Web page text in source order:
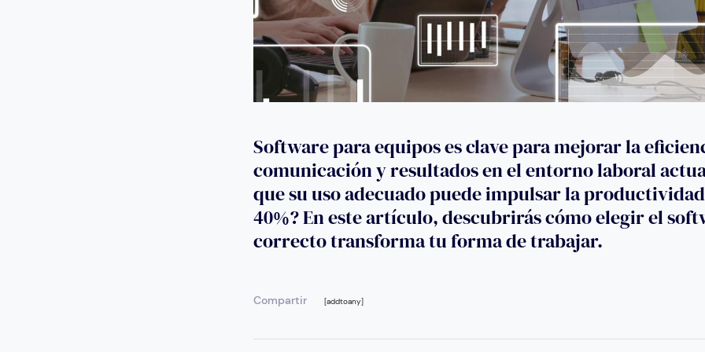
Software para equipos es clave para mejorar la
comunicación y resultados en el entorno laboral
que su uso adecuado puede impulsar la
40%? En este artículo, descubrirás cómo elegir el
correcto transforma tu forma de trabajar.
Compartir [addtoany]